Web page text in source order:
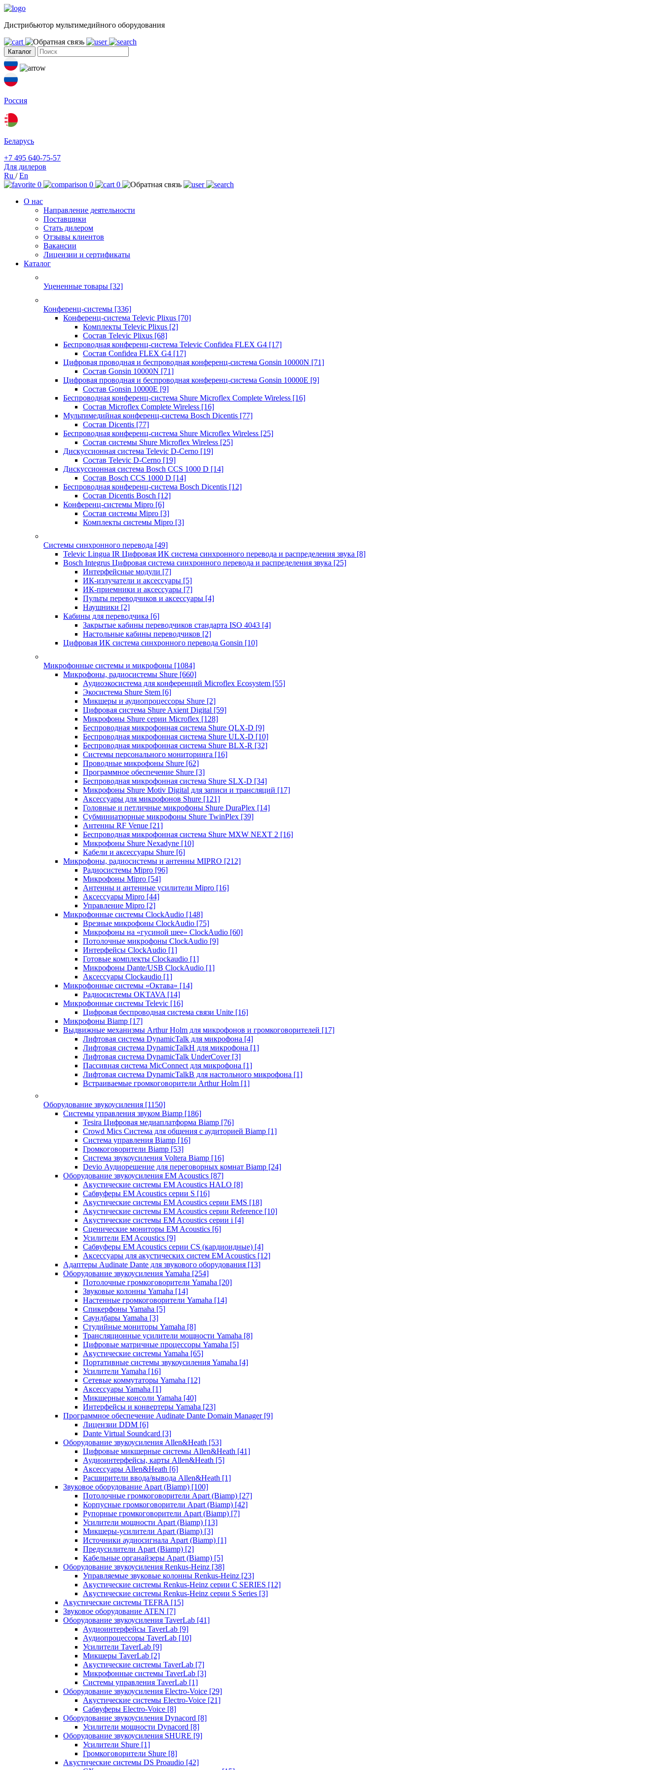
Дистрибьютор мультимедийного оборудования
Каталог
Россия
Беларусь
+7 495 640-75-57
Для дилеров
Ru /En
0
0
0
О нас
Направление деятельности
Поставщики
Стать дилером
Отзывы клиентов
Вакансии
Лицензии и сертификаты
Каталог
Уцененные товары [32]
Конференц-системы [336]
Конференц-система Televic Plixus [70]
Комплекты Televic Plixus [2]
Состав Televic Plixus [68]
Беспроводная конференц-система Televic Confidea FLEX G4 [17]
Состав Confidea FLEX G4 [17]
Цифровая проводная и беспроводная конференц-система Gonsin 10000N [71]
Состав Gonsin 10000N [71]
Цифровая проводная и беспроводная конференц-система Gonsin 10000E [9]
Состав Gonsin 10000E [9]
Беспроводная конференц-система Shure Microflex Complete Wireless [16]
Состав Microflex Complete Wireless [16]
Мультимедийная конференц-система Bosch Dicentis [77]
Состав Dicentis [77]
Беспроводная конференц-система Shure Microflex Wireless [25]
Состав системы Shure Microflex Wireless [25]
Дискуссионная система Televic D-Cerno [19]
Состав Televic D-Cerno [19]
Дискуссионная система Bosch CCS 1000 D [14]
Состав Bosch CCS 1000 D [14]
Беспроводная конференц-система Bosch Dicentis [12]
Состав Dicentis Bosch [12]
Конференц-системы Mipro [6]
Состав системы Mipro [3]
Комплекты системы Mipro [3]
Системы синхронного перевода [49]
Televic Lingua IR Цифровая ИК система синхронного перевода и распределения звука [8]
Bosch Integrus Цифровая система синхронного перевода и распределения звука [25]
Интерфейсные модули [7]
ИК-излучатели и аксессуары [5]
ИК-приемники и аксессуары [7]
Пульты переводчиков и аксессуары [4]
Наушники [2]
Кабины для переводчика [6]
Закрытые кабины переводчиков стандарта ISO 4043 [4]
Настольные кабины переводчиков [2]
Цифровая ИК система синхронного перевода Gonsin [10]
Микрофонные системы и микрофоны [1084]
Микрофоны, радиосистемы Shure [660]
Аудиоэкосистема для конференций Microflex Ecosystem [55]
Экосистема Shure Stem [6]
Микшеры и аудиопроцессоры Shure [2]
Цифровая система Shure Axient Digital [59]
Микрофоны Shure серии Microflex [128]
Беспроводная микрофонная система Shure QLX-D [9]
Беспроводная микрофонная система Shure ULX-D [10]
Беспроводная микрофонная система Shure BLX-R [32]
Системы персонального мониторинга [16]
Проводные микрофоны Shure [62]
Программное обеспечение Shure [3]
Беспроводная микрофонная система Shure SLX-D [34]
Микрофоны Shure Motiv Digital для записи и трансляций [17]
Аксессуары для микрофонов Shure [121]
Головные и петличные микрофоны Shure DuraPlex [14]
Субминиатюрные микрофоны Shure TwinPlex [39]
Антенны RF Venue [21]
Беспроводная микрофонная система Shure MXW NEXT 2 [16]
Микрофоны Shure Nexadyne [10]
Кабели и аксессуары Shure [6]
Микрофоны, радиосистемы и антенны MIPRO [212]
Радиосистемы Mipro [96]
Микрофоны Mipro [54]
Антенны и антенные усилители Mipro [16]
Аксессуары Mipro [44]
Управление Mipro [2]
Микрофонные системы ClockAudio [148]
Врезные микрофоны ClockAudio [75]
Микрофоны на «гусиной шее» ClockAudio [60]
Потолочные микрофоны ClockAudio [9]
Интерфейсы ClockAudio [1]
Готовые комплекты Clockaudio [1]
Микрофоны Dante/USB ClockAudio [1]
Аксессуары Clockaudio [1]
Микрофонные системы «Октава» [14]
Радиосистемы OKTAVA [14]
Микрофонные системы Televic [16]
Цифровая беспроводная система связи Unite [16]
Микрофоны Biamp [17]
Выдвижные механизмы Arthur Holm для микрофонов и громкоговорителей [17]
Лифтовая система DynamicTalk для микрофона [4]
Лифтовая система DynamicTalkH для микрофона [1]
Лифтовая система DynamicTalk UnderCover [3]
Пассивная система MicConnect для микрофона [1]
Лифтовая система DynamicTalkB для настольного микрофона [1]
Встраиваемые громкоговорители Arthur Holm [1]
Оборудование звукоусиления [1150]
Системы управления звуком Biamp [186]
Tesira Цифровая медиаплатформа Biamp [76]
Crowd Mics Система для общения с аудиторией Biamp [1]
Система управления Biamp [16]
Громкоговорители Biamp [53]
Система звукоусиления Voltera Biamp [16]
Devio Аудиорешение для переговорных комнат Biamp [24]
Оборудование звукоусиления EM Acoustics [87]
Акустические системы EM Acoustics HALO [8]
Сабвуферы EM Acoustics серии S [16]
Акустические системы EM Acoustics серии EMS [18]
Акустические системы EM Acoustics серии Reference [10]
Акустические системы EM Acoustics серии i [4]
Сценические мониторы EM Acoustics [6]
Усилители EM Acoustics [9]
Сабвуферы EM Acoustics серии CS (кардиоидные) [4]
Аксессуары для акустических систем EM Acoustics [12]
Адаптеры Audinate Dante для звукового оборудования [13]
Оборудование звукоусиления Yamaha [254]
Потолочные громкоговорители Yamaha [20]
Звуковые колонны Yamaha [14]
Настенные громкоговорители Yamaha [14]
Спикерфоны Yamaha [5]
Саундбары Yamaha [3]
Студийные мониторы Yamaha [8]
Трансляционные усилители мощности Yamaha [8]
Цифровые матричные процессоры Yamaha [5]
Акустические системы Yamaha [65]
Портативные системы звукоусиления Yamaha [4]
Усилители Yamaha [16]
Сетевые коммутаторы Yamaha [12]
Аксессуары Yamaha [1]
Микшерные консоли Yamaha [40]
Интерфейсы и конвертеры Yamaha [23]
Программное обеспечение Audinate Dante Domain Manager [9]
Лицензии DDM [6]
Dante Virtual Soundcard [3]
Оборудование звукоусиления Allen&Heath [53]
Цифровые микшерные системы Allen&Heath [41]
Аудиоинтерфейсы, карты Allen&Heath [5]
Аксессуары Allen&Heath [6]
Расширители ввода/вывода Allen&Heath [1]
Звуковое оборудование Apart (Biamp) [100]
Потолочные громкоговорители Apart (Biamp) [27]
Корпусные громкоговорители Apart (Biamp) [42]
Рупорные громкоговорители Apart (Biamp) [7]
Усилители мощности Apart (Biamp) [13]
Микшеры-усилители Apart (Biamp) [3]
Источники аудиосигнала Apart (Biamp) [1]
Предусилители Apart (Biamp) [2]
Кабельные органайзеры Apart (Biamp) [5]
Оборудование звукоусиления Renkus-Heinz [38]
Управляемые звуковые колонны Renkus-Heinz [23]
Акустические системы Renkus-Heinz серии C SERIES [12]
Акустические системы Renkus-Heinz серии S Series [3]
Акустические системы TEFRA [15]
Звуковое оборудование ATEN [7]
Оборудование звукоусиления TaverLab [41]
Аудиоинтерфейсы TaverLab [9]
Аудиопроцессоры TaverLab [10]
Усилители TaverLab [9]
Микшеры TaverLab [2]
Акустические системы TaverLab [7]
Микрофонные системы TaverLab [3]
Системы управления TaverLab [1]
Оборудование звукоусиления Electro-Voice [29]
Акустические системы Electro-Voice [21]
Сабвуферы Electro-Voice [8]
Оборудование звукоусиления Dynacord [8]
Усилители мощности Dynacord [8]
Оборудование звукоусиления SHURE [9]
Усилители Shure [1]
Громкоговорители Shure [8]
Акустические системы DS Proaudio [42]